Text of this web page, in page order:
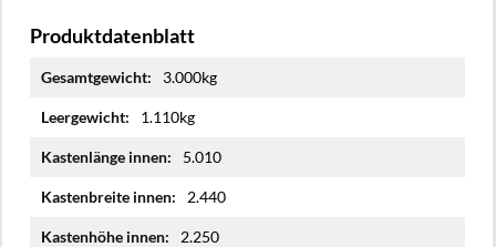
Produktdatenblatt
Informationen
3.000kg
1.110kg
5.010
2.440
2.250